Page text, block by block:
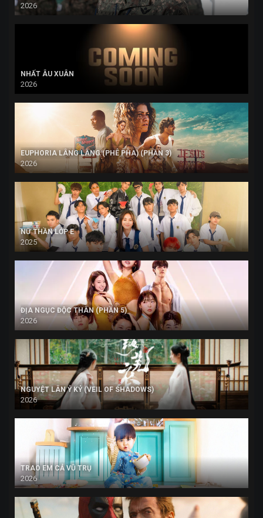
2026
NHẤT ÂU XUÂN
2026
EUPHORIA LÂNG LÂNG (PHÊ PHA) (PHẦN 3)
2026
NỮ THẦN LỚP E
2025
ĐỊA NGỤC ĐỘC THÂN (PHẦN 5)
2026
NGUYỆT LÂN Ỷ KỶ (VEIL OF SHADOWS)
2026
TRAO EM CẢ VŨ TRỤ
2026